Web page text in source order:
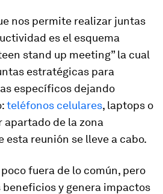
nos permite realizar juntas
es el esquema
stand up meeting”la cual
estratégicas para
específicos dejando
teléfonos celulares, laptops o
de la zona
esta reunión se lleve a cabo.
fuera de lo común, pero
y genera impactos